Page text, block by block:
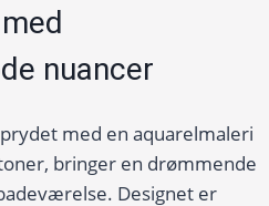
nuancer
med en aquarelmaleri
bringer en drømmende
Designet er